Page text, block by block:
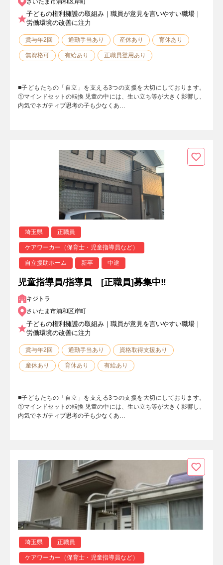
さいたま市浦和区岸町
子どもの権利擁護の取組み｜職員が意見を言いやすい職場｜
労働環境の改善に注力
賞与年2回 通勤手当あり 産休あり 育休あり
無資格可 有給あり 正職員登用あり
■子どもたちの「自立」を支える3つの支援を大切にしております。
①マインドセットの転換 児童の中には、生い立ち等が大きく影響し、
内気でネガティブ思考の子も少なくあ…
埼玉県 正職員
ケアワーカー（保育士・児童指導員など）
自立援助ホーム 新卒 中途
児童指導員/指導員 [正職員]募集中‼
キジトラ
さいたま市浦和区岸町
子どもの権利擁護の取組み｜職員が意見を言いやすい職場｜
労働環境の改善に注力
賞与年2回 通勤手当あり 資格取得支援あり
産休あり 育休あり 有給あり
■子どもたちの「自立」を支える3つの支援を大切にしております。
①マインドセットの転換 児童の中には、生い立ち等が大きく影響し、
内気でネガティブ思考の子も少なくあ…
埼玉県 正職員
ケアワーカー（保育士・児童指導員など）